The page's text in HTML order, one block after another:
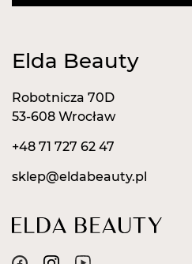
Elda Beauty
Robotnicza 70D
53-608 Wrocław
+48 71 727 62 47
sklep@eldabeauty.pl